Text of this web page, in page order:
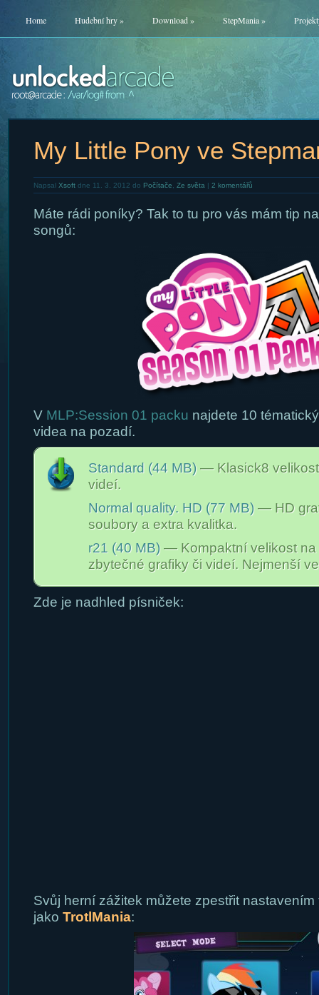
Home Hudební hry» Download» StepMania»
My Little Pony ve
Napsal Xsoftdne 11. 3. 2012 do Počítače Ze světa | 2 komentářů
Máte rádi poníky? Tak to tu pro vás mám tip
songů:
V MLP:Session 01 packu najdete 10
videa na pozadí.
Standard (44 MB)— Klasick8
videí.
Normal quality. HD (77 MB)— HD
soubory a extra kvalitka.
r21 (40 MB)— Kompaktní velikost na
zbytečné grafiky či videí. Nejmenší
Zde je nadhled písniček:
Svůj herní zážitek můžete zpestřit
jako TrotlMania: